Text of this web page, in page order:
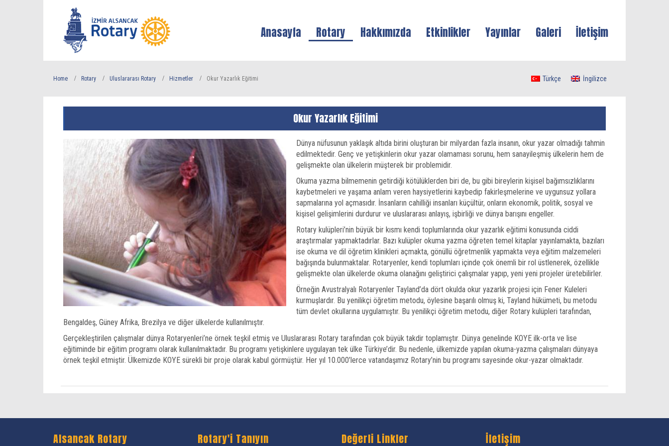
Anasayfa Rotary Hakkımızda Etkinlikler Yayınlar Galeri İletişim
Türkçe İngilizce
Home Rotary Uluslararası Rotary Hizmetler Okur Yazarlık Eğitimi
Okur Yazarlık Eğitimi
Dünya nüfusunun yaklaşık altıda birini oluşturan bir milyardan fazla insanın, okur yazar olmadığı tahmin
edilmektedir. Genç ve yetişkinlerin okur yazar olamaması sorunu, hem sanayileşmiş ülkelerin hem de
gelişmekte olan ülkelerin müşterek bir problemidir.
Okuma yazma bilmemenin getirdiği kötülüklerden biri de, bu gibi bireylerin kişisel bağımsızlıklarını
kaybetmeleri ve yaşama anlam veren haysiyetlerini kaybedip fakirleşmelerine ve uygunsuz yollara
sapmalarına yol açmasıdır. İnsanların cahilliği insanları küçültür, onların ekonomik, politik, sosyal ve
kişisel gelişimlerini durdurur ve uluslararası anlayış, işbirliği ve dünya barışını engeller.
Rotary kulüpleri’nin büyük bir kısmı kendi toplumlarında okur yazarlık eğitimi konusunda ciddi
araştırmalar yapmaktadırlar. Bazı kulüpler okuma yazma öğreten temel kitaplar yayınlamakta, bazıları
ise okuma ve dil öğretim klinikleri açmakta, gönüllü öğretmenlik yapmakta veya eğitim malzemeleri
bağışında bulunmaktalar. Rotaryenler, kendi toplumları içinde çok önemli bir rol üstlenerek, özellikle
gelişmekte olan ülkelerde okuma olanağını geliştirici çalışmalar yapıp, yeni yeni projeler üretebilirler.
Örneğin Avustralyalı Rotaryenler Tayland’da dört okulda okur yazarlık projesi için Fener Kuleleri
kurmuşlardır. Bu yenilikçi öğretim metodu, öylesine başarılı olmuş ki, Tayland hükümeti, bu metodu
tüm devlet okullarına uygulamıştır. Bu yenilikçi öğretim metodu, diğer Rotary kulüpleri tarafından,
Bengaldeş, Güney Afrika, Brezilya ve diğer ülkelerde kullanılmıştır.
Gerçekleştirilen çalışmalar dünya Rotaryenleri’ne örnek teşkil etmiş ve Uluslararası Rotary tarafından çok büyük takdir toplamıştır. Dünya genelinde KOYE ilk-orta ve lise
eğitiminde bir eğitim programı olarak kullanılmaktadır. Bu programı yetişkinlere uygulayan tek ülke Türkiye’dir. Bu nedenle, ülkemizde yapılan okuma-yazma çalışmaları dünyaya
örnek teşkil etmiştir. Ülkemizde KOYE sürekli bir proje olarak kabul görmüştür. Her yıl 10.000’lerce vatandaşımız Rotary’nin bu programı sayesinde okur-yazar olmaktadır.
Alsancak Rotary Rotary'i Tanıyın Değerli Linkler İletişim